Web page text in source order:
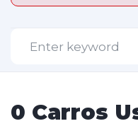
0 Carros